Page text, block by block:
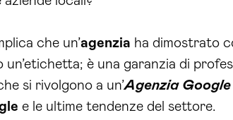
che un’agenzia ha dimostrato
un’etichetta; è una garanzia di
si rivolgono a un’Agenzia
e le ultime tendenze del settore.